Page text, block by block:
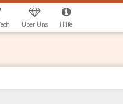
Über Uns Hilfe